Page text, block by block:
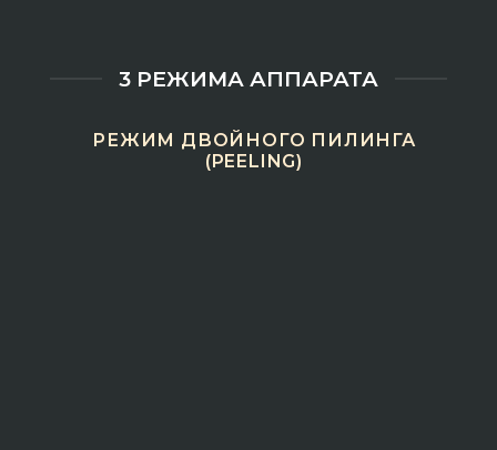
3 РЕЖИМА АППАРАТА
РЕЖИМ ДВОЙНОГО ПИЛИНГА
(PEELING)